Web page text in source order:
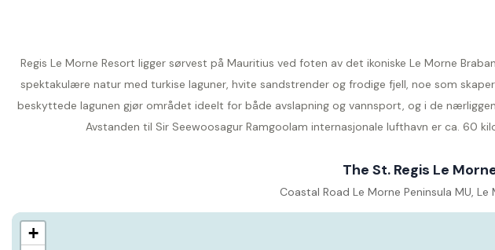
Regis Le Morne Resort ligger sørvest på Mauritius ved foten av det ikoniske Le Morne
spektakulære natur med turkise laguner, hvite sandstrender og frodige fjell, noe som
beskyttede lagunen gjør området ideelt for både avslapning og vannsport, og i de
Avstanden til Sir Seewoosagur Ramgoolam internasjonale lufthavn er ca. 60
The St. Regis Le
Coastal Road Le Morne Peninsula MU, Le
+